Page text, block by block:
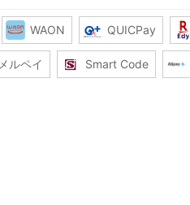
WAON QUICPay
メルペイ Smart Code